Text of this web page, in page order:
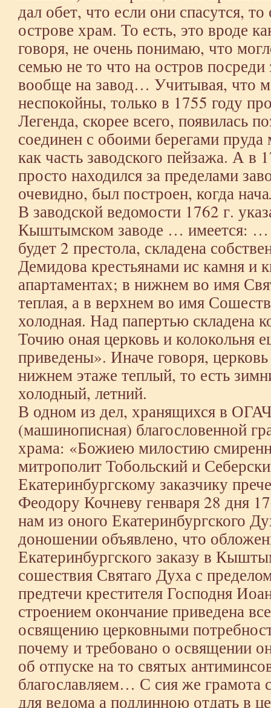
дал обет, что если они спасутся,
острове храм. То есть, это вроде
говоря, не очень понимаю, что
семью не то что на остров посреди
вообще на завод… Учитывая, что
неспокойны, только в 1755 году
Легенда, скорее всего, появилась
соединен с обоими берегами
как часть заводского пейзажа. А в
просто находился за пределами
очевидно, был построен, когда
В заводской ведомости 1762 г.
Кыштымском заводе … имеется: …
будет 2 престола, складена
Демидова крестьянами ис камня и
апартаментах; в нижнем во имя
теплая, а в верхнем во имя
холодная. Над папертью складена
Точию оная церковь и колокольня
приведены». Иначе говоря,
нижнем этаже теплый, то есть
холодный, летний.
В одном из дел, хранящихся в
(машинописная) благословенной
храма: «Божиею милостию
митрополит Тобольский и
Екатеринбургскому заказчику
Феодору Кочневу генваря 28 дня
нам из оного Екатеринбургского
доношении объявлено, что
Екатеринбургского заказу в
сошествия Святаго Духа с
предтечи крестителя Господня
строением окончание приведена
освящению церковными
почему и требовано о освящении
об отпуске на то святых
благославляем… С сия же грамота
для ведома а подлинною отдать в